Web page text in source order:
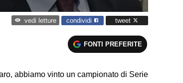
vedi letture condividi tweet
FONTI PREFERITE
abbiamo vinto un campionato di Serie